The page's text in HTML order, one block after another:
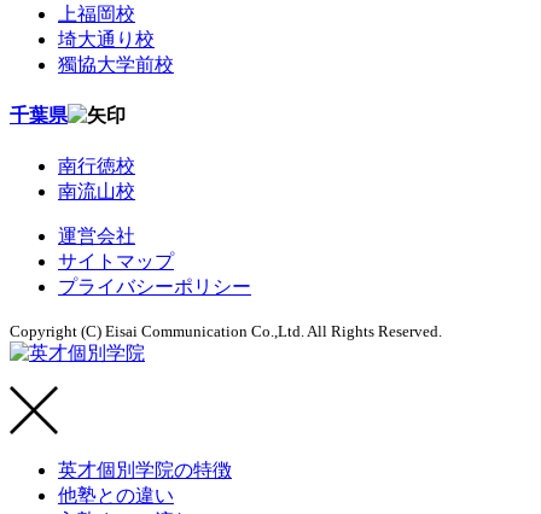
上福岡校
埼大通り校
獨協大学前校
千葉県
南行徳校
南流山校
運営会社
サイトマップ
プライバシーポリシー
Copyright (C) Eisai Communication Co.,Ltd. All Rights Reserved.
英才個別学院の特徴
他塾との違い